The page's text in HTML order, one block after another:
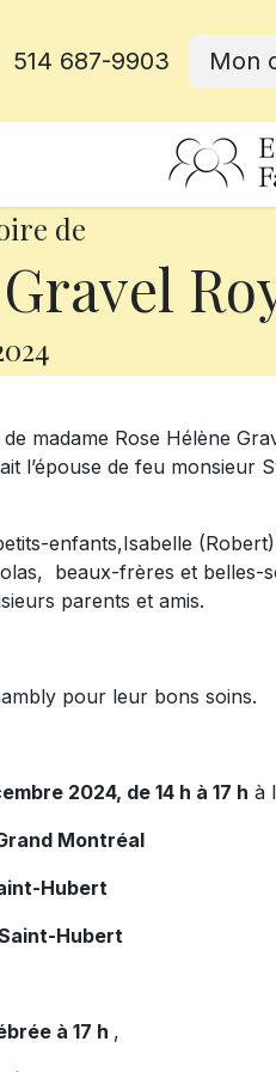
514 687-9903 Mon
de
madame Rose Hélène
l’épouse de feu monsieur
enfants,Isabelle
beaux-frères et belles-
parents et amis.
pour leur bons soins.
2024, de 14 h à 17 h à
Montréal
Hubert
Hubert
à 17 h ,